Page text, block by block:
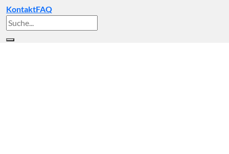
KontaktFAQ
Suche
nach: